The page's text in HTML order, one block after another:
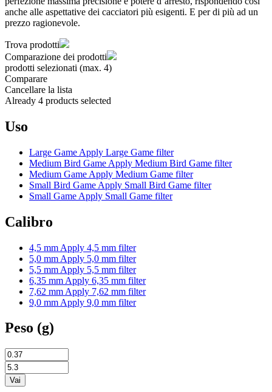
anche alle aspettative dei cacciatori più esigenti. E per di più ad un
prezzo ragionevole.
Trova prodotti
Comparazione dei prodotti
prodotti selezionati (max. 4)
Comparare
Cancellare la lista
Already 4 products selected
Uso
Large Game Apply Large Game filter
Medium Bird Game Apply Medium Bird Game filter
Medium Game Apply Medium Game filter
Small Bird Game Apply Small Bird Game filter
Small Game Apply Small Game filter
Calibro
4,5 mm Apply 4,5 mm filter
5,0 mm Apply 5,0 mm filter
5,5 mm Apply 5,5 mm filter
6,35 mm Apply 6,35 mm filter
7,62 mm Apply 7,62 mm filter
9,0 mm Apply 9,0 mm filter
Peso (g)